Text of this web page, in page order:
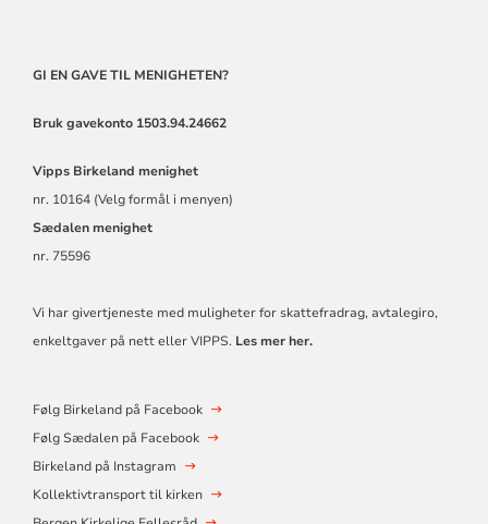
GI EN GAVE TIL MENIGHETEN?
Bruk gavekonto 1503.94.24662
Vipps Birkeland menighet
nr. 10164 (Velg formål i menyen)
Sædalen menighet
nr. 75596
Vi har givertjeneste med muligheter for skattefradrag, avtalegiro,
enkeltgaver på nett eller VIPPS. Les mer her.
Følg Birkeland på Facebook
Følg Sædalen på Facebook
Birkeland på Instagram
Kollektivtransport til kirken